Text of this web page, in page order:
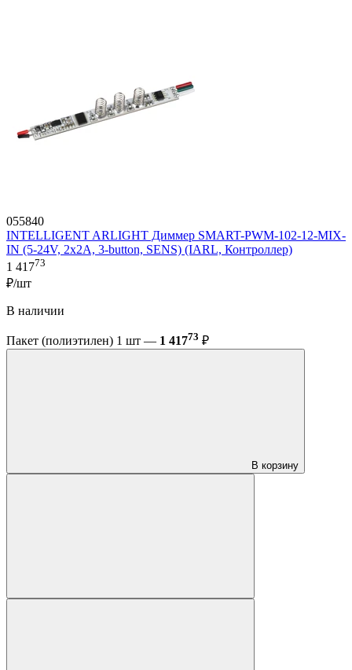
055840
INTELLIGENT ARLIGHT Диммер SMART-PWM-102-12-MIX-
IN (5-24V, 2x2A, 3-button, SENS) (IARL, Контроллер)
1 41773
₽/шт
В наличии
Пакет (полиэтилен) 1 шт — 1 41773 ₽
В корзину